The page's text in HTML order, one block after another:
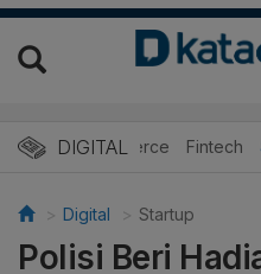
DIGITAL
E-Commerce Fintech
Digital Startup
Polisi Beri